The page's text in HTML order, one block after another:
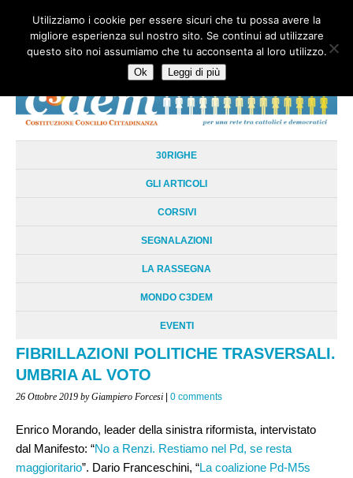
HOME CHI SIAMO LA RETE LE RADICI DOCUMENTAZIONE
AREE TEMATICHE
30RIGHE
GLI ARTICOLI
CORSIVI
SEGNALAZIONI
LA RASSEGNA
MONDO C3DEM
EVENTI
FIBRILLAZIONI POLITICHE TRASVERSALI.
UMBRIA AL VOTO
26 Ottobre 2019 by Giampiero Forcesi | 0 comments
Enrico Morando, leader della sinistra riformista, intervistato
dal Manifesto: “No a Renzi. Restiamo nel Pd, se resta
maggioritario”. Dario Franceschini, “La coalizione Pd-M5s
Utilizziamo i cookie per essere sicuri che tu possa avere la
migliore esperienza sul nostro sito. Se continui ad utilizzare
questo sito noi assumiamo che tu acconsenta al loro utilizzo.
Ok Leggi di più